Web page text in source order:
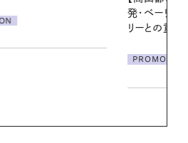
づけも素敵な大人の